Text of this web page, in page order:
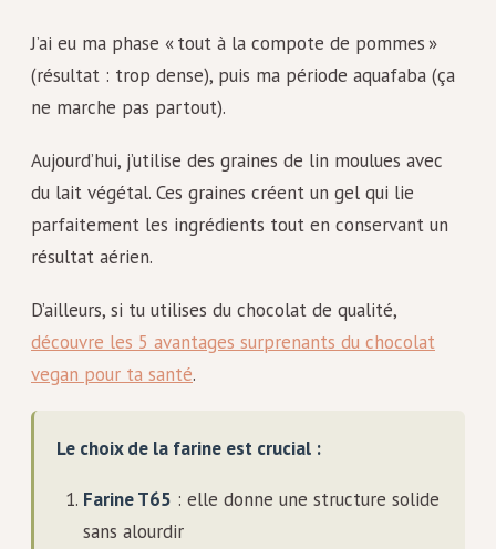
J’ai eu ma phase « tout à la compote de pommes »
(résultat : trop dense), puis ma période aquafaba (ça
ne marche pas partout).
Aujourd’hui, j’utilise des graines de lin moulues avec
du lait végétal. Ces graines créent un gel qui lie
parfaitement les ingrédients tout en conservant un
résultat aérien.
D’ailleurs, si tu utilises du chocolat de qualité,
découvre les 5 avantages surprenants du chocolat
vegan pour ta santé.
Le choix de la farine est crucial :
Farine T65 : elle donne une structure solide
sans alourdir